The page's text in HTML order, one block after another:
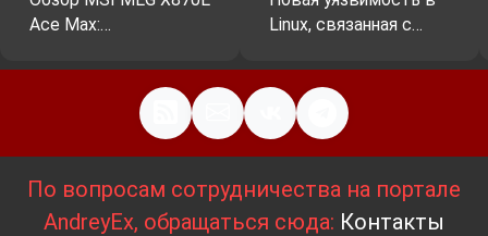
Ace Max:…
Linux, связанная с…
По вопросам сотрудничества на портале
AndreyEx, обращаться сюда: Контакты